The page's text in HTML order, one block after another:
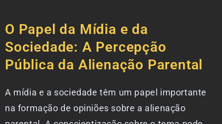
O Papel da Mídia e da
Sociedade: A Percepção
Pública da Alienação Parental
A mídia e a sociedade têm um papel importante
na formação de opiniões sobre a alienação